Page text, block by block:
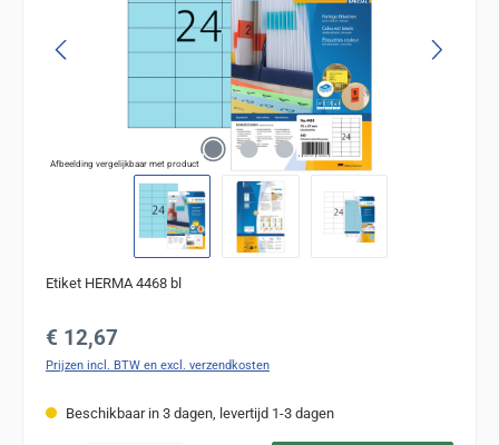
Afbeelding vergelijkbaar met product
Etiket HERMA 4468 bl
Normale prijs:
€ 12,67
Prijzen incl. BTW en excl. verzendkosten
Beschikbaar in 3 dagen, levertijd 1-3 dagen